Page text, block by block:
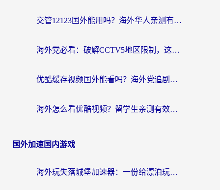
交管12123国外能用吗？海外华人亲测有效的回国加速器选择指南
海外党必看：破解CCTV5地区限制，这样看欧洲杯奥运直播才够爽！
优酷缓存视频国外能看吗？海外党追剧看片的终极解决方案来了
海外怎么看优酷视频？留学生亲测有效的回国加速器选择指南
国外加速国内游戏
海外玩失落城堡加速器：一份给漂泊玩家的网络自救指南